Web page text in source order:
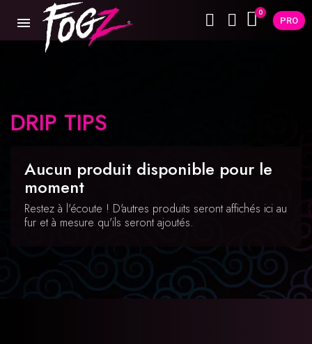
PRO
DRIP TIPS
Aucun produit disponible pour le
moment
Restez à l'écoute ! D'autres produits seront affichés ici au
fur et à mesure qu'ils seront ajoutés.